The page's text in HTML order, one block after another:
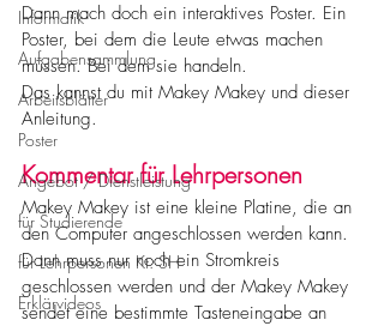
Informatik
Aufgabensammlung
Arbeitsblätter
Poster
Angebot / Dienstleistung
für Studierende
für Lehrpersonen Kt. SH
Erklärvideos
Dann mach doch ein interaktives Poster. Ein
Poster, bei dem die Leute etwas machen
müssen. Bei dem sie handeln.
Das kannst du mit Makey Makey und dieser
Anleitung.
Kommentar für Lehrpersonen
Makey Makey ist eine kleine Platine, die an
den Computer angeschlossen werden kann.
Dann muss nur noch ein Stromkreis
geschlossen werden und der Makey Makey
sendet eine bestimmte Tasteneingabe an